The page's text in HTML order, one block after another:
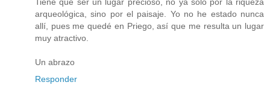
arqueológica, sino por el paisaje. Yo no he estado nunca
allí, pues me quedé en Priego, así que me resulta un lugar
muy atractivo.
Un abrazo
Responder